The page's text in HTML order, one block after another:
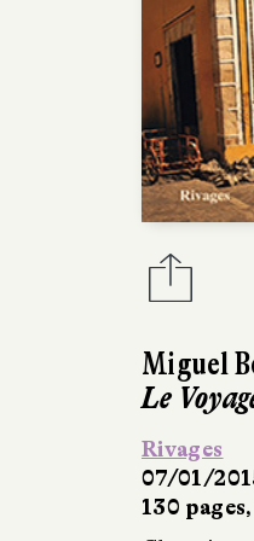
Miguel
Le
Rivages
07/01/
130